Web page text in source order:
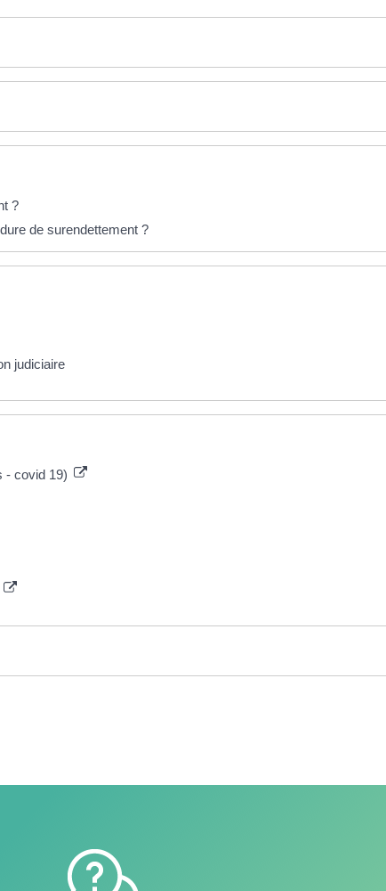
?
de surendettement ?
judiciaire
- covid 19)